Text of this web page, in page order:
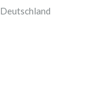
Deutschland